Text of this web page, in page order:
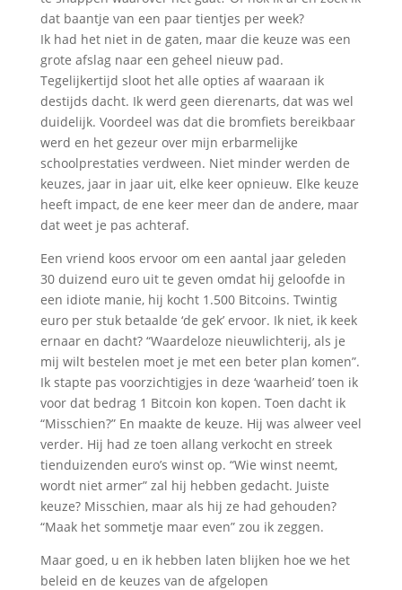
dat baantje van een paar tientjes per week?
Ik had het niet in de gaten, maar die keuze was een
grote afslag naar een geheel nieuw pad.
Tegelijkertijd sloot het alle opties af waaraan ik
destijds dacht. Ik werd geen dierenarts, dat was wel
duidelijk. Voordeel was dat die bromfiets bereikbaar
werd en het gezeur over mijn erbarmelijke
schoolprestaties verdween. Niet minder werden de
keuzes, jaar in jaar uit, elke keer opnieuw. Elke keuze
heeft impact, de ene keer meer dan de andere, maar
dat weet je pas achteraf.
Een vriend koos ervoor om een aantal jaar geleden
30 duizend euro uit te geven omdat hij geloofde in
een idiote manie, hij kocht 1.500 Bitcoins. Twintig
euro per stuk betaalde ‘de gek’ ervoor. Ik niet, ik keek
ernaar en dacht? “Waardeloze nieuwlichterij, als je
mij wilt bestelen moet je met een beter plan komen”.
Ik stapte pas voorzichtigjes in deze ‘waarheid’ toen ik
voor dat bedrag 1 Bitcoin kon kopen. Toen dacht ik
“Misschien?” En maakte de keuze. Hij was alweer veel
verder. Hij had ze toen allang verkocht en streek
tienduizenden euro’s winst op. “Wie winst neemt,
wordt niet armer” zal hij hebben gedacht. Juiste
keuze? Misschien, maar als hij ze had gehouden?
“Maak het sommetje maar even” zou ik zeggen.
Maar goed, u en ik hebben laten blijken hoe we het
beleid en de keuzes van de afgelopen